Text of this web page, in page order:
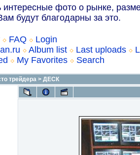
интересные фото о рынке,
будут благодарны за это.
FAQ
Login
Album list Last uploads
My Favorites Search
трейдера > ДЕСК